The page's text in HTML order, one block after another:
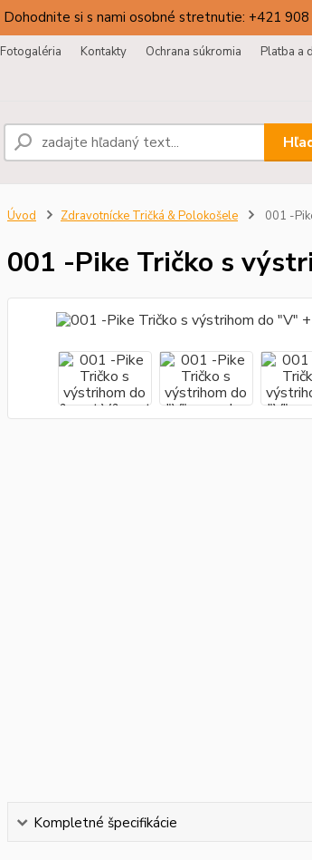
Dohodnite si s nami osobné stretnutie: +421
Fotogaléria Kontakty Ochrana súkromia Platba a
Úvod Zdravotnícke Tričká & Polokošele 001 -
001 -Pike Tričko s
Kompletné špecifikácie